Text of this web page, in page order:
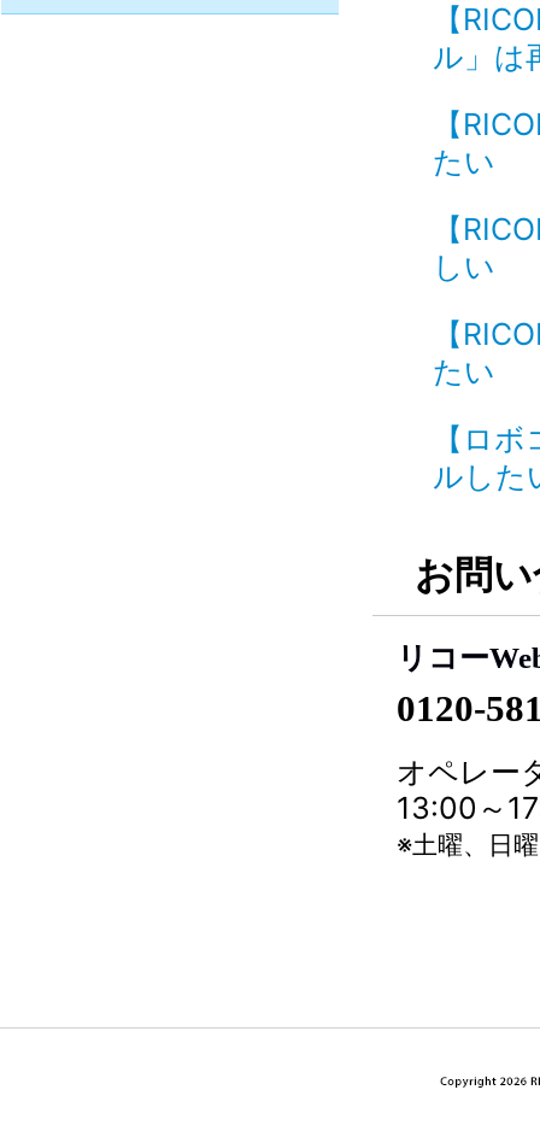
【
ル」
【
たい
【
しい
【
たい
【ロ
ルし
お問
リコー
0120-
オペレー
13:00～
※土曜、日